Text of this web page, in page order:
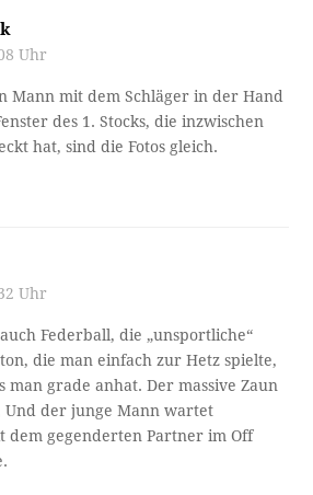
Uhr
Mann mit dem Schläger in der Hand
des 1. Stocks, die inzwischen
hat, sind die Fotos gleich.
Uhr
Federball, die „unsportliche“
die man einfach zur Hetz spielte,
man grade anhat. Der massive Zaun
Und der junge Mann wartet
dem gegenderten Partner im Off